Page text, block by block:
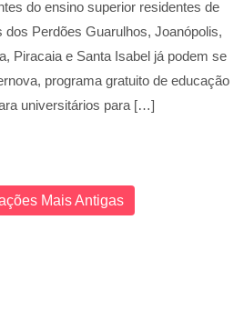
do ensino superior residentes de
Perdões Guarulhos, Joanópolis,
Piracaia e Santa Isabel já podem se
programa gratuito de educação
universitários para […]
Mais Antigas